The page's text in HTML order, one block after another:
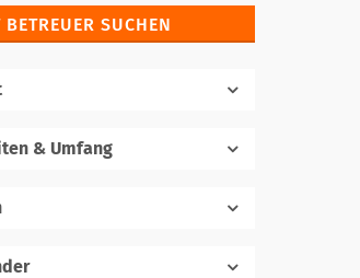
BETREUER SUCHEN
& Umfang